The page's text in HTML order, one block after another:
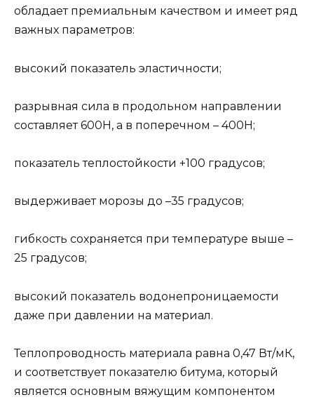
обладает премиальным качеством и имеет ряд
важных параметров:
высокий показатель эластичности;
разрывная сила в продольном направлении
составляет 600Н, а в поперечном – 400Н;
показатель теплостойкости +100 градусов;
выдерживает морозы до –35 градусов;
гибкость сохраняется при температуре выше –
25 градусов;
высокий показатель водонепроницаемости
даже при давлении на материал.
Теплопроводность материала равна 0,47 Вт/мК,
и соответствует показателю битума, который
является основным вяжущим компонентом